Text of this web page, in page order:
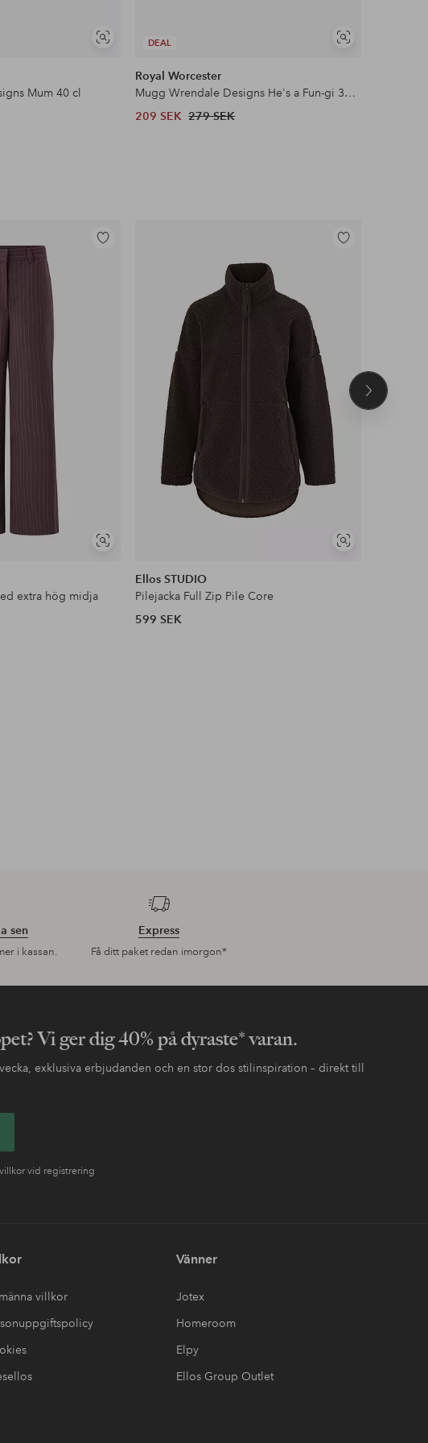
Visa
Mum 40 cl
DEAL
Visa
Royal Worcester
Mugg Wrendale Designs He's a Fun-gi 31 cl
209 SEK 279 SEK
Visa
Lägg
extra hög midja
Visa
Lägg
Ellos STUDIO
Pilejacka Full Zip Pile Core
599 SEK
Nästa
sen
i kassan.
Express
Få ditt paket redan imorgon*
Vi ger dig 40% på dyraste* varan.
exklusiva erbjudanden och en stor dos stilinspiration – direkt till
vid registrering
villkor
Vänner
Jotex
Homeroom
Elpy
Ellos Group Outlet